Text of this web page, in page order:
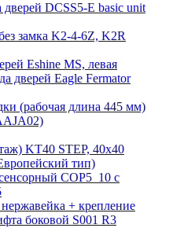
DCSS5-E basic unit
замка K2-4-6Z, K2R
Eshine MS, левая
дверей Eagle Fermator
(рабочая длина 445 мм)
KT40 STEP, 40х40
тип)
COP5_10 с
+ крепление
боковой S001 R3